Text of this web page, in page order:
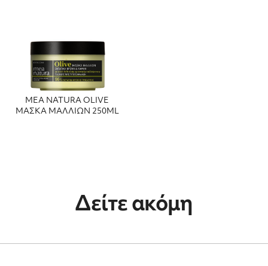
MEA NATURA OLIVE
ΜΑΣΚΑ ΜΑΛΛΙΩΝ 250ML
Δείτε ακόμη